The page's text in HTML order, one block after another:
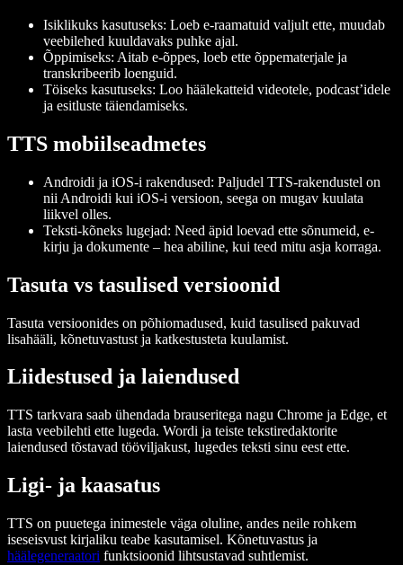
Isiklikuks kasutuseks: Loeb e-raamatuid valjult ette, muudab
veebilehed kuuldavaks puhke ajal.
Õppimiseks: Aitab e-õppes, loeb ette õppe­materjale ja
transkribeerib loenguid.
Töiseks kasutuseks: Loo häälekatteid videotele, podcast’idele
ja esitluste täiendamiseks.
TTS mobiilseadmetes
Androidi ja iOS-i rakendused: Paljudel TTS-rakendustel on
nii Androidi kui iOS-i versioon, seega on mugav kuulata
liikvel olles.
Teksti-kõneks lugejad: Need äpid loevad ette sõnumeid, e-
kirju ja dokumente – hea abiline, kui teed mitu asja korraga.
Tasuta vs tasulised versioonid
Tasuta versioonides on põhiomadused, kuid tasulised pakuvad
lisahääli, kõnetuvastust ja katkestusteta kuulamist.
Liidestused ja laiendused
TTS tarkvara saab ühendada brauseritega nagu Chrome ja Edge, et
lasta veebilehti ette lugeda. Wordi ja teiste tekstiredaktorite
laiendused tõstavad tööviljakust, lugedes teksti sinu eest ette.
Ligi- ja kaasatus
TTS on puuetega inimestele väga oluline, andes neile rohkem
iseseisvust kirjaliku teabe kasutamisel. Kõnetuvastus ja
häälegeneraatori funktsioonid lihtsustavad suhtlemist.